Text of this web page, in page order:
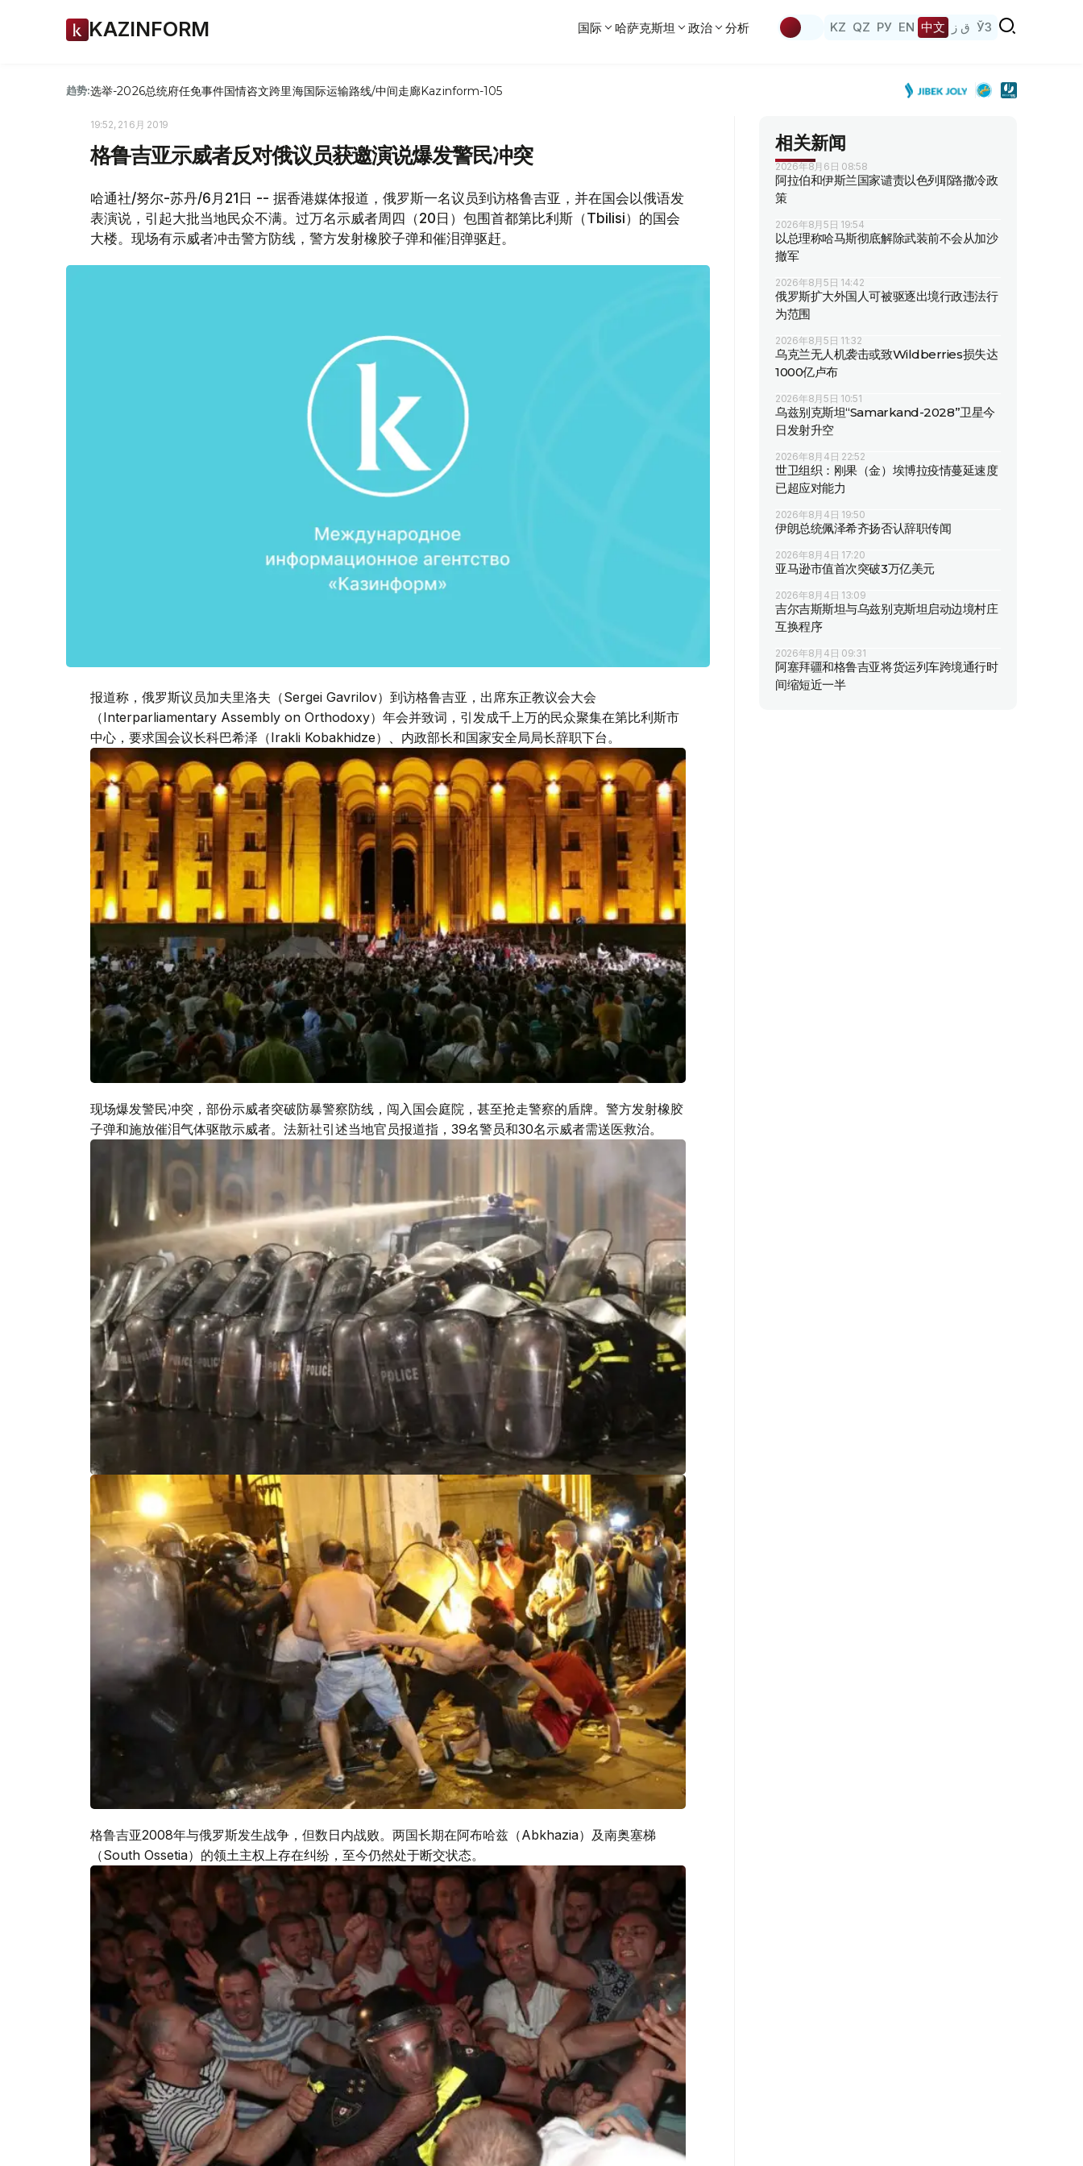
KAZINFORM 国际 哈萨克斯坦 政治 分析 KZ QZ РУ EN 中文 ق ز ЎЗ
趋势:选举-2026总统府任免事件国情咨文跨里海国际运输路线/中间走廊Kazinform-105
19:52, 21 6月 2019
格鲁吉亚示威者反对俄议员获邀演说爆发警民冲突
哈通社/努尔-苏丹/6月21日 -- 据香港媒体报道，俄罗斯一名议员到访格鲁吉亚，并在国会以俄语发
表演说，引起大批当地民众不满。过万名示威者周四（20日）包围首都第比利斯（Tbilisi）的国会
大楼。现场有示威者冲击警方防线，警方发射橡胶子弹和催泪弹驱赶。
报道称，俄罗斯议员加夫里洛夫（Sergei Gavrilov）到访格鲁吉亚，出席东正教议会大会
（Interparliamentary Assembly on Orthodoxy）年会并致词，引发成千上万的民众聚集在第比利斯市
中心，要求国会议长科巴希泽（Irakli Kobakhidze）、内政部长和国家安全局局长辞职下台。
现场爆发警民冲突，部份示威者突破防暴警察防线，闯入国会庭院，甚至抢走警察的盾牌。警方发射橡胶
子弹和施放催泪气体驱散示威者。法新社引述当地官员报道指，39名警员和30名示威者需送医救治。
格鲁吉亚2008年与俄罗斯发生战争，但数日内战败。两国长期在阿布哈兹（Abkhazia）及南奥塞梯
（South Ossetia）的领土主权上存在纠纷，至今仍然处于断交状态。
相关新闻
2026年8月6日 08:58
阿拉伯和伊斯兰国家谴责以色列耶路撒冷政
策
2026年8月5日 19:54
以总理称哈马斯彻底解除武装前不会从加沙
撤军
2026年8月5日 14:42
俄罗斯扩大外国人可被驱逐出境行政违法行
为范围
2026年8月5日 11:32
乌克兰无人机袭击或致Wildberries损失达
1000亿卢布
2026年8月5日 10:51
乌兹别克斯坦“Samarkand-2028”卫星今
日发射升空
2026年8月4日 22:52
世卫组织：刚果（金）埃博拉疫情蔓延速度
已超应对能力
2026年8月4日 19:50
伊朗总统佩泽希齐扬否认辞职传闻
2026年8月4日 17:20
亚马逊市值首次突破3万亿美元
2026年8月4日 13:09
吉尔吉斯斯坦与乌兹别克斯坦启动边境村庄
互换程序
2026年8月4日 09:31
阿塞拜疆和格鲁吉亚将货运列车跨境通行时
间缩短近一半